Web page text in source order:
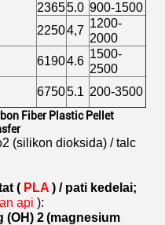
23655.0 900-1500
22504,7
1200-
2000
61904.6
1500-
2500
67505.1 200-3500
Fiber Plastic Pellet
(silikon dioksida) / talc
( PLA ) / pati kedelai;
api ):
(OH) 2(magnesium